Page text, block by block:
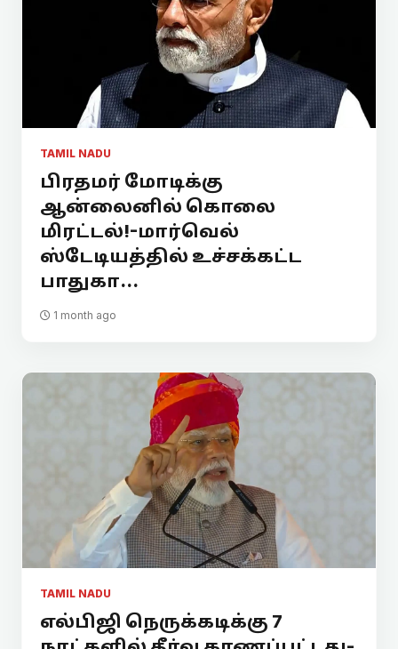
TAMIL NADU
பிரதமர் மோடிக்கு
ஆன்லைனில் கொலை
மிரட்டல்!-மார்வெல்
ஸ்டேடியத்தில் உச்சக்கட்ட
பாதுகா...
1 month ago
TAMIL NADU
எல்பிஜி நெருக்கடிக்கு 7